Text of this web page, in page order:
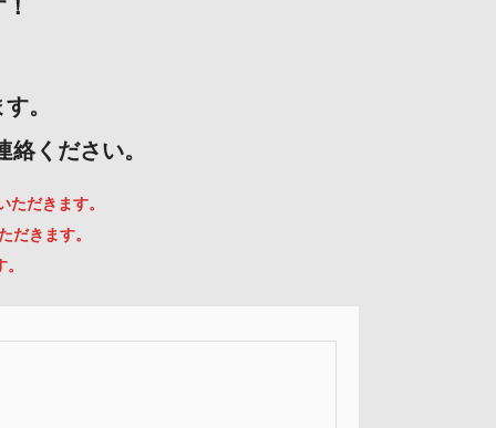
。
ください。
だきます。
きます。